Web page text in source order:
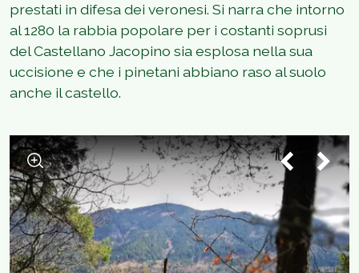
prestati in difesa dei veronesi. Si narra che intorno
al 1280 la rabbia popolare per i costanti soprusi
del Castellano Jacopino sia esplosa nella sua
uccisione e che i pinetani abbiano raso al suolo
anche il castello.